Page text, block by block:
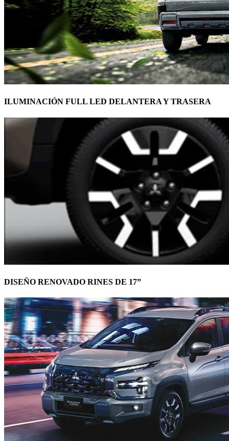
ILUMINACIÓN FULL LED DELANTERA Y TRASERA
DISEÑO RENOVADO RINES DE 17”